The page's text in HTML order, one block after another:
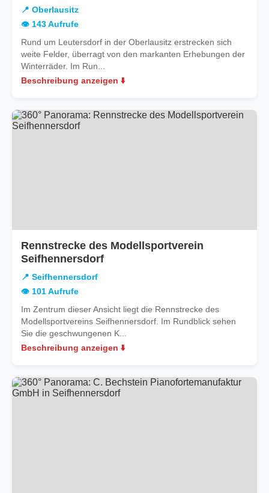
📍 Oberlausitz
👁️ 143 Aufrufe
Rund um Leutersdorf in der Oberlausitz erstrecken sich
weite Felder, überragt von den markanten Erhebungen der
Winterräder. Im Run...
Beschreibung anzeigen ⬇️
Rennstrecke des Modellsportverein
Seifhennersdorf
📍 Seifhennersdorf
👁️ 101 Aufrufe
Im Zentrum dieser Ansicht liegt die Rennstrecke des
Modellsportvereins Seifhennersdorf. Im Rundblick sehen
Sie die geschwungenen K...
Beschreibung anzeigen ⬇️